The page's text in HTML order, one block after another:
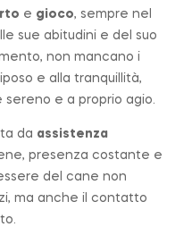
e gioco, sempre nel
sue abitudini e del suo
non mancano i
e alla tranquillità,
e a proprio agio.
da assistenza
presenza costante e
del cane non
ma anche il contatto